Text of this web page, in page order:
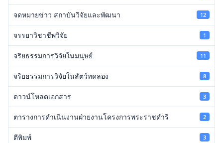
จดหมายข่าว สถาบันวิจัยและพัฒนา 12
จรรยาวิชาชีพวิจัย 1
จริยธรรมการวิจัยในมนุษย์ 11
จริยธรรมการวิจัยในสัตว์ทดลอง 8
ดาวน์โหลดเอกสาร 3
ตารางการดำเนินงานฝ่ายงานโครงการพระราชดำริ 2
ตีพิมพ์ 3